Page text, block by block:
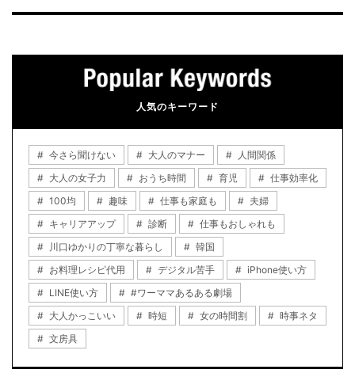
人気のキーワード
今さら聞けない 大人のマナー
人間関係
大人の女子力
おうち時間 育児
仕事効率化
100均
趣味 仕事も家庭も
夫婦
キャリアアップ
診断
仕事もおしゃれも
川口ゆかりの丁寧な暮らし
韓国
お料理レシピ代用
デジタル苦手
iPhone使い方
LINE使い方
#ワーママあるある劇場
大人かっこいい
時短 女の時間割
時事ネタ
文房具